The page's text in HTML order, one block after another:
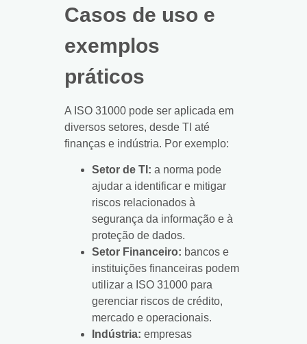
Casos de uso e
exemplos
práticos
A ISO 31000 pode ser aplicada em
diversos setores, desde TI até
finanças e indústria. Por exemplo:
Setor de TI: a norma pode
ajudar a identificar e mitigar
riscos relacionados à
segurança da informação e à
proteção de dados.
Setor Financeiro: bancos e
instituições financeiras podem
utilizar a ISO 31000 para
gerenciar riscos de crédito,
mercado e operacionais.
Indústria: empresas